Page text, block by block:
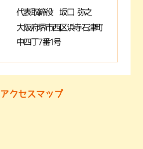
代表取締役 坂口 弥之
大阪府堺市西区浜寺石津町
中四丁7番1号
アクセスマップ